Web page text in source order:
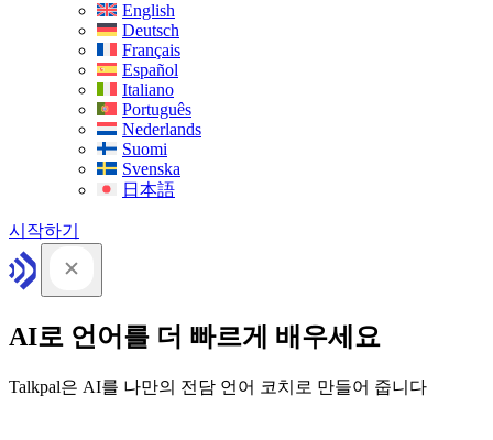
English
Deutsch
Français
Español
Italiano
Português
Nederlands
Suomi
Svenska
日本語
시작하기
AI로 언어를 더 빠르게 배우세요
Talkpal은 AI를 나만의 전담 언어 코치로 만들어 줍니다